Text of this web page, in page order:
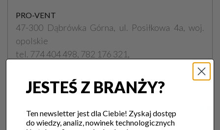
PRO-VENT
47-300 Dąbrówka Górna, ul. Posiłkowa 4a, woj.
opolskie
tel. 774 404 498, 782 176 321,
Data publikacji:
JESTEŚ Z BRANŻY?
Ten newsletter jest dla Ciebie! Zyskaj dostęp
do wiedzy, analiz, nowinek technologicznych